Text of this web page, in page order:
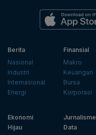
Berita
Nasional
Industri
Internasional
Energi
Finansial
Makro
Keuangan
Bursa
Korporasi
Ekonomi
Hijau
Jurnalisme
Data